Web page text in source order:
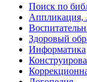
Поиск по
Аппликация,
Здоровый
Информатика